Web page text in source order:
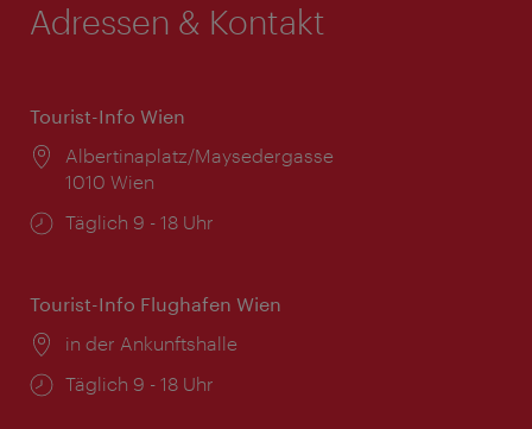
Adressen & Kontakt
Tourist-Info Wien
Ort:
Albertinaplatz/Maysedergasse
1010 Wien
Öffnungszeiten:
Täglich 9 - 18 Uhr
Tourist-Info Flughafen Wien
Ort:
in der Ankunftshalle
Öffnungszeiten:
Täglich 9 - 18 Uhr